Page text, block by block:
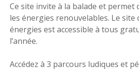
Ce site invite à la balade et
les énergies renouvelables. Le site
énergies est accessible à tous
l’année.
Accédez à 3 parcours ludiques et